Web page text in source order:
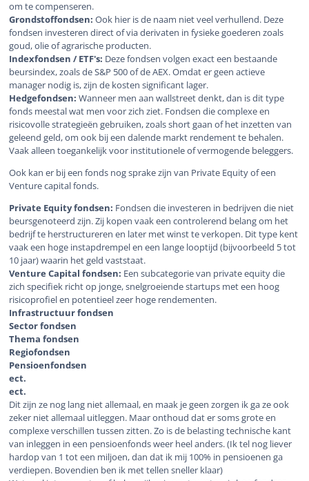
om te compenseren.
Grondstoffondsen: Ook hier is de naam niet veel verhullend. Deze
fondsen investeren direct of via derivaten in fysieke goederen zoals
goud, olie of agrarische producten.
Indexfondsen / ETF's: Deze fondsen volgen exact een bestaande
beursindex, zoals de S&P 500 of de AEX. Omdat er geen actieve
manager nodig is, zijn de kosten significant lager.
Hedgefondsen: Wanneer men aan wallstreet denkt, dan is dit type
fonds meestal wat men voor zich ziet. Fondsen die complexe en
risicovolle strategieën gebruiken, zoals short gaan of het inzetten van
geleend geld, om ook bij een dalende markt rendement te behalen.
Vaak alleen toegankelijk voor institutionele of vermogende beleggers.
Ook kan er bij een fonds nog sprake zijn van Private Equity of een
Venture capital fonds.
Private Equity fondsen: Fondsen die investeren in bedrijven die niet
beursgenoteerd zijn. Zij kopen vaak een controlerend belang om het
bedrijf te herstructureren en later met winst te verkopen. Dit type kent
vaak een hoge instapdrempel en een lange looptijd (bijvoorbeeld 5 tot
10 jaar) waarin het geld vaststaat.
Venture Capital fondsen: Een subcategorie van private equity die
zich specifiek richt op jonge, snelgroeiende startups met een hoog
risicoprofiel en potentieel zeer hoge rendementen.
Infrastructuur fondsen
Sector fondsen
Thema fondsen
Regiofondsen
Pensioenfondsen
ect.
ect.
Dit zijn ze nog lang niet allemaal, en maak je geen zorgen ik ga ze ook
zeker niet allemaal uitleggen. Maar onthoud dat er soms grote en
complexe verschillen tussen zitten. Zo is de belasting technische kant
van inleggen in een pensioenfonds weer heel anders. (Ik tel nog liever
hardop van 1 tot een miljoen, dan dat ik mij 100% in pensioenen ga
verdiepen. Bovendien ben ik met tellen sneller klaar)